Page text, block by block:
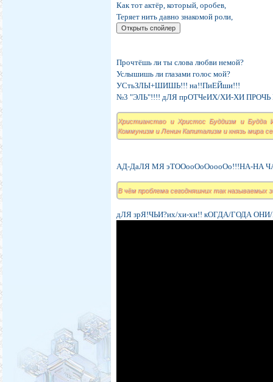
Как тот актёр, который, оробев,
Теряет нить давно знакомой роли,
Прочтёшь ли ты слова любви немой?
Услышишь ли глазами голос мой?
УСтьЗЛЫ+ШИШЬ!!! на!!ПиЕЙши!!!
№3 "ЭЛЬ"!!!! дЛЯ прОТЧеИХ/ХИ-ХИ
Христианство и Христос Буддизм и
Коммунизм и Ленин Капитализм и князь мира
АД-ДаЛЯ МЯ эТООооОоОоооОо!!!НА-НА
В чём проблема сегодняшних так
дЛЯ зрЯ!ЧЬИ?их/хи-хи!! кОГДА/ГОДА